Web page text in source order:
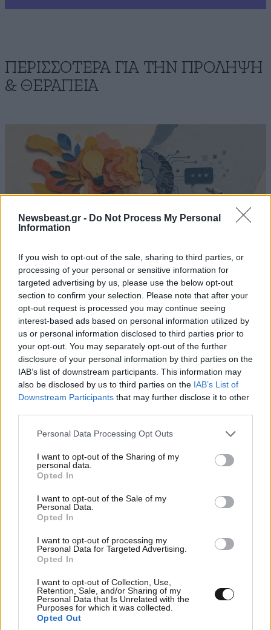
Newsbeast.gr - Do Not Process My Personal
Information
If you wish to opt-out of the sale, sharing to third parties, or
processing of your personal or sensitive information for
targeted advertising by us, please use the below opt-out
section to confirm your selection. Please note that after your
opt-out request is processed you may continue seeing
interest-based ads based on personal information utilized by
us or personal information disclosed to third parties prior to
your opt-out. You may separately opt-out of the further
disclosure of your personal information by third parties on the
IAB’s list of downstream participants. This information may
also be disclosed by us to third parties on the IAB’s List of
Downstream Participants that may further disclose it to other
Please note that this website/app uses one or more Google
not limited to your visit or usage behaviour. You may click to
grant or deny consent to Google and its third-party tags to
use your data for below specified purposes in below Google
consent section.
Personal Data Processing Opt Outs
I want to opt-out of the Sharing of my
personal data.
Opted In
I want to opt-out of the Sale of my
Personal Data.
Opted In
I want to opt-out of processing my
Personal Data for Targeted Advertising.
Opted In
I want to opt-out of Collection, Use,
Retention, Sale, and/or Sharing of my
Personal Data that Is Unrelated with the
Purposes for which it was collected.
Opted Out
ΠΕΡΙΣΣΟΤΕΡΑ ΓΙΑ ΤΗΝ ΠΡΟΛΗΨΗ
& ΘΕΡΑΠΕΙΑ
Πώς αλλάζει η τεχνητή νοημοσύνη τον
εγκέφαλό σας; «Είναι σαν το TikTok και η
φαιντανύλη να απέκτησαν παιδί»
Η οστεοπόρωση είναι πιο θεραπεύσιμη από ό,τι
νομίζετε – Ειδικοί εξηγούν τη λάθος αντίληψη